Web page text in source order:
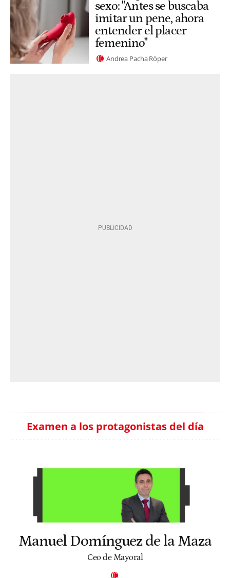
sexo: "Antes se buscaba
imitar un pene, ahora
entender el placer
femenino"
Andrea Pacha Röper
Examen a los protagonistas del día
Manuel Domínguez de la Maza
Ceo de Mayoral